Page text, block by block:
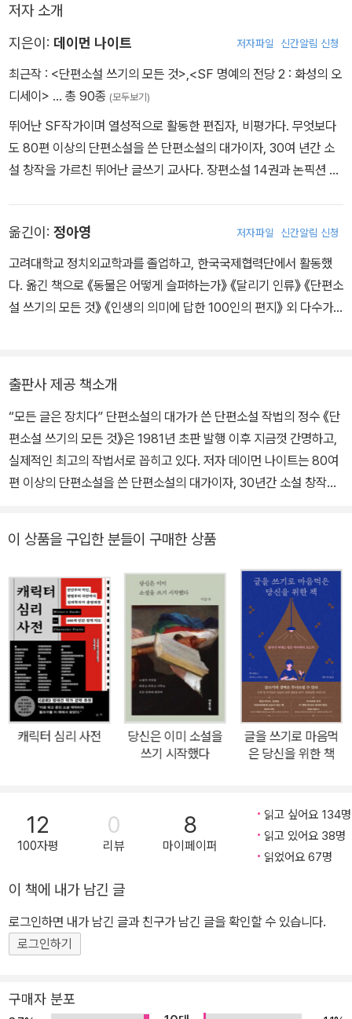
저자 소개
지은이: 데이먼 나이트 저자파일 신간알림 신청
최근작 : <단편소설 쓰기의 모든 것> <SF 명예의 전당 2 : 화성의 오
디세이> … 총 90종 (모두보기)
뛰어난 SF작가이며 열성적으로 활동한 편집자, 비평가다. 무엇보다
도 80편 이상의 단편소설을 쓴 단편소설의 대가이자, 30여 년간 소
설 창작을 가르친 뛰어난 글쓰기 교사다. 장편소설 14권과 논픽션 3
로 4대 SF문학상 중 하나로 꼽히는 주피터상을 받았다. 1965년에
미국SF작가협회(현재의 미국SF판타지작가협회로, 권위적인 문학
상인 네뷸러상을 주관하고 있다)를 설립했으며, 클라리온SF판타지
작가워크숍, 밀포드작가콘퍼런스 등 여러 단체와 글쓰기 프로그램을
옮긴이: 정아영 저자파일 신간알림 신청
고려대학교 정치외교학과를 졸업하고, 한국국제협력단에서 활동했
다. 옮긴 책으로 《동물은 어떻게 슬퍼하는가》 《달리기 인류》 《단편소
설 쓰기의 모든 것》 《인생의 의미에 답한 100인의 편지》 외 다수가
출판사 제공 책소개
“모든 글은 장치다” 단편소설의 대가가 쓴 단편소설 작법의 정수 《단
편소설 쓰기의 모든 것》은 1981년 초판 발행 이후 지금껏 간명하고,
실제적인 최고의 작법서로 꼽히고 있다. 저자 데이먼 나이트는 80여
편 이상의 단편소설을 쓴 단편소설의 대가이자, 30년간 소설 창작을
활용하고 제어하는 방법, 소설의 메커니즘에 관한 이해, 단편소설의
플롯과 시제, 문체를 다루는 법, 슬럼프를 극복하는 방법 등 다양하고
도 핵심적인 글쓰기 기술들을 차근차근 살펴나간다. 아울러 중간 중
간 연습법을 수록해 글쓰기 기술을 독자 스스로 갈고닦을 수 있게 했
다. 소설을 어떻게 써야 하는지, 마침내 그 ‘직감’을 얻기까지 고군분
투하며 보내야만 하는 앞으로의 시간에 이 책은 훌륭한 길잡이가 될
것이다. ‘등단’의 문턱을 넘어 ‘작가’의 세계로 가기 위한 지침서 문학
에 매료되어, 여전히 문학의 힘을 믿으며, 쉼 없이 소설가로서의 삶 속
으로 뛰어드는 이들이 있다. 《단편소설 쓰기의 모든 것》은 이들을 위
한 구체적인 지침서다. “소설 쓰는 법은 누군가에게 배워서 알 수 있
소설 쓰기는 가르침이 대상이 되어도 좋은 걸까?” 이 책은 우리가 한
번쯤 해보았을 이 모든 의문과 회의에서 시작한다. “나는 자신의 창작
과정을 너무 많이 알고 나면 더 이상 소설을 쓸 수 없어질까 봐, 쓰고
군가가 무의식에 자극을 받아서, 마치 위험을 느끼면 촉수를 거두어
버리는 말미잘처럼, 소설 쓰기를 향한 마음의 문을 닫아버릴 가능성
이 없다고도 단언할 수 없다. 그런데도 왜 나는 굳이 이 책을 쓴 걸까?
운 무언가를 만들어내고자 하는 열망이 있으리라 가정한다. 그러면서
이 상품을 구입한 분들이 구매한 상품
캐릭터 심리 사전
당신은 이미 소설을
쓰기 시작했다
글을 쓰기로 마음먹
은 당신을 위한 책
12
100자평
0
리뷰
8
마이페이퍼
읽고 싶어요 134명
읽고 있어요 38명
읽었어요 67명
이 책에 내가 남긴 글
로그인하면 내가 남긴 글과 친구가 남긴 글을 확인할 수 있습니다.
로그인하기
구매자 분포